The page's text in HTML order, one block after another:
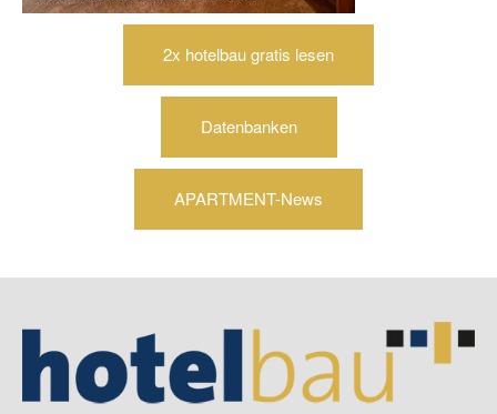
2x hotelbau gratis lesen
Datenbanken
APARTMENT-News